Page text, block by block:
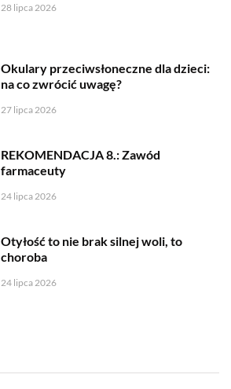
28 lipca 2026
Okulary przeciwsłoneczne dla dzieci:
na co zwrócić uwagę?
27 lipca 2026
REKOMENDACJA 8.: Zawód
farmaceuty
24 lipca 2026
Otyłość to nie brak silnej woli, to
choroba
24 lipca 2026